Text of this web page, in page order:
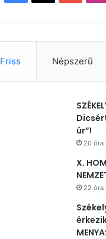
Friss Népszerű
úr”!
20 óra
X.
22 óra